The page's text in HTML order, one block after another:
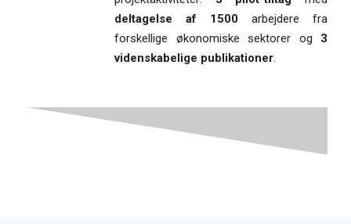
deltagelse af 1500 arbejdere fra
forskellige økonomiske sektorer og 3
videnskabelige publikationer.